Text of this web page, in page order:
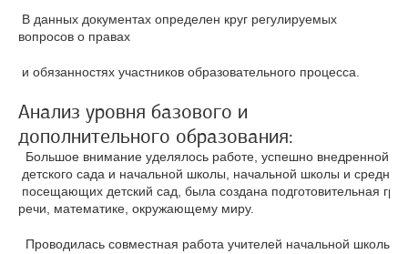
В данных документах определен круг регулируемых
вопросов о правах
и обязанностях участников образовательного процесса.
Анализ уровня базового и
дополнительного образования:
Большое внимание уделялось работе, успешно внедренной в
детского сада и начальной школы, начальной школы и
посещающих детский сад, была создана подготовительная
речи, математике, окружающему миру.
Проводилась совместная работа учителей начальной школы и